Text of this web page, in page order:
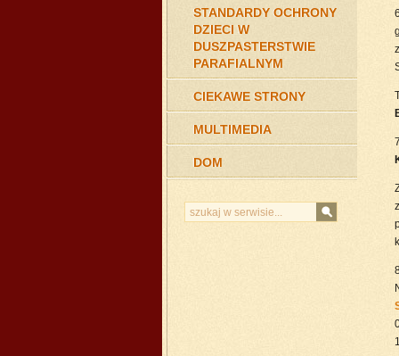
STANDARDY OCHRONY
DZIECI W
DUSZPASTERSTWIE
PARAFIALNYM
CIEKAWE STRONY
MULTIMEDIA
DOM